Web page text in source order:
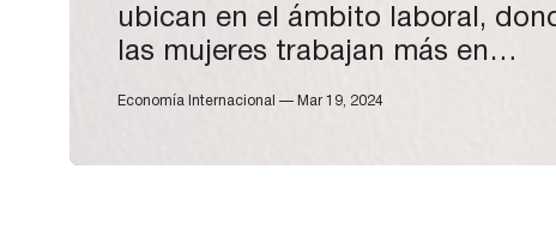
ubican en el ámbito laboral,
las mujeres trabajan más en
Economía Internacional — Mar 19, 2024